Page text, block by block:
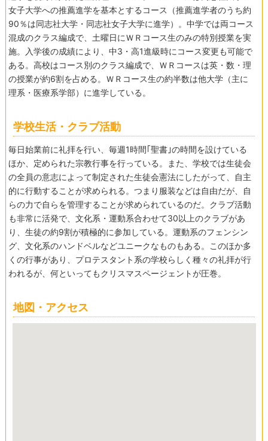
女子大学への推薦進学を基本とするコース（推薦進学者のうち約
90％は同志社大学・同志社女子大学に進学）。中学では両コース
混成のクラス編成で、土曜日にＷＲコース生のみの特別授業を実
施。入学後の成績により、中3・高1進級時にコース変更も可能で
ある。高校はコース別のクラス編成で、ＷＲコースは英・数・理
の授業が約6割を占める。ＷＲコース生の約半数は他大学（主に
理系・医療系学部）に進学している。
学校生活・クラブ活動
毎日始業前に礼拝を行い、毎週1時間｢聖書｣の時間を設けている
ほか、定められた宗教行事を行っている。また、学校では生徒会
の全員の意志によって制定された生徒会憲法にしたがって、自主
的に行動することが求められる。つまり服装などは自由だが、自
らの力で自らを管理することが求められているのだ。クラブ活動
も非常に活発で、文化系・運動系合わせて30以上のクラブがあ
り、生徒の約9割が積極的に参加している。運動系のフェンシン
グ、文化系のハンドベルなどユニークなものもある。このほか多
くの行事があり、プロテスタント系の学校らしく種々の礼拝が行
われるが、何といってもクリスマスページェントが圧巻。
地図・アクセス